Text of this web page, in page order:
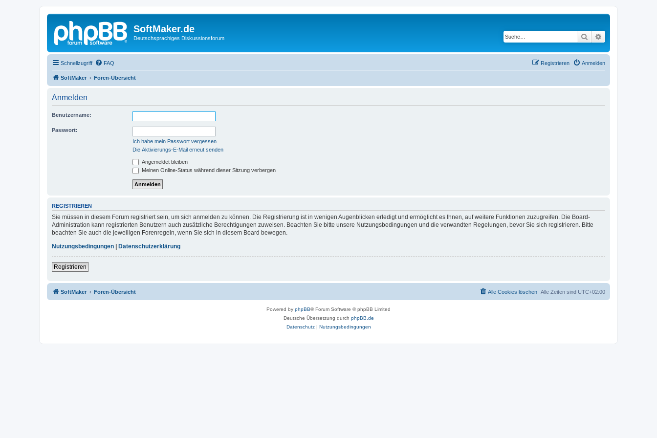
SoftMaker.de
Deutschsprachiges Diskussionsforum Suche
Schnellzugriff FAQ Anmelden
Registrieren
SoftMaker Foren-Übersicht
Anmelden
Benutzername:
Passwort:
Ich habe mein Passwort vergessen
Die Aktivierungs-E-Mail erneut senden
Angemeldet bleiben
Meinen Online-Status während dieser Sitzung verbergen
REGISTRIEREN
Sie müssen in diesem Forum registriert sein, um sich anmelden zu können. Die Registrierung ist in wenigen Augenblicken erledigt und ermöglicht es Ihnen, auf weitere Funktionen zuzugreifen. Die Board-
Administration kann registrierten Benutzern auch zusätzliche Berechtigungen zuweisen. Beachten Sie bitte unsere Nutzungsbedingungen und die verwandten Regelungen, bevor Sie sich registrieren. Bitte
beachten Sie auch die jeweiligen Forenregeln, wenn Sie sich in diesem Board bewegen.
Nutzungsbedingungen
Datenschutzerklärung
Registrieren
SoftMaker Foren-Übersicht Alle Zeiten sind UTC+02:00
Alle Cookies löschen
Powered by phpBB® Forum Software © phpBB Limited
Deutsche Übersetzung durch phpBB.de
Datenschutz| Nutzungsbedingungen